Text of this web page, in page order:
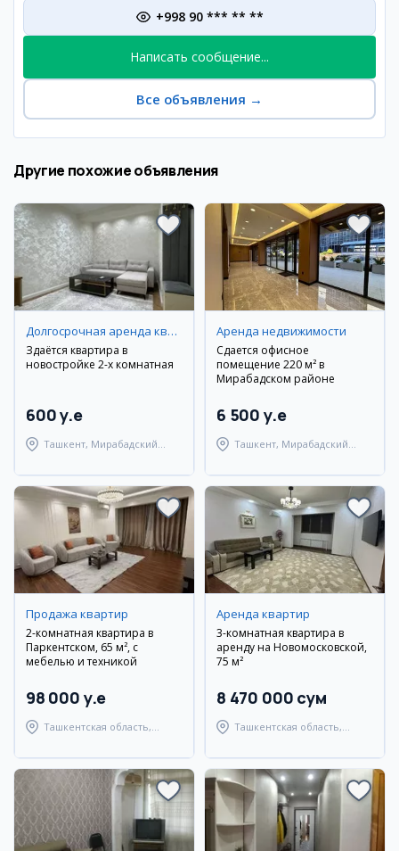
+998 90 *** ** **
Написать сообщение...
Все объявления →
Другие похожие объявления
Долгосрочная аренда квартир
Здаётся квартира в
новостройке 2-х комнатная
600 y.e
Ташкент, Мирабадский
Аренда недвижимости
Сдается офисное
помещение 220 м² в
Мирабадском районе
6 500 y.e
Ташкент, Мирабадский
Продажа квартир
2-комнатная квартира в
Паркентском, 65 м², с
мебелью и техникой
98 000 y.e
Ташкентская область,
Аренда квартир
3-комнатная квартира в
аренду на Новомосковской,
75 м²
8 470 000 сум
Ташкентская область,